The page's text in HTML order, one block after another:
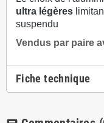
ultra légères
suspendu
Vendus par paire
Fiche technique